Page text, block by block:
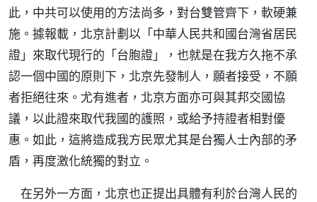
此，中共可以使用的方法尚多，對台雙管齊下，軟硬兼
施。據報載，北京計劃以「中華人民共和國台灣省居民
證」來取代現行的「台胞證」，也就是在我方久拖不承
認一個中國的原則下，北京先發制人，願者接受，不願
者拒絕往來。尤有進者，北京方面亦可與其邦交國協
議，以此證來取代我國的護照，或給予持證者相對優
惠。如此，這將造成我方民眾尤其是台獨人士內部的矛
盾，再度激化統獨的對立。
在另外一方面，北京也正提出具體有利於台灣人民的